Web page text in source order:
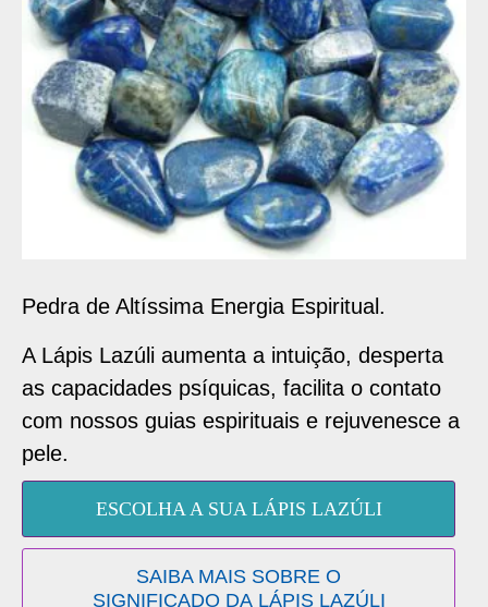
Pedra de Altíssima Energia Espiritual.
A Lápis Lazúli aumenta a intuição, desperta
as capacidades psíquicas, facilita o contato
com nossos guias espirituais e rejuvenesce a
pele.
ESCOLHA A SUA LÁPIS LAZÚLI
SAIBA MAIS SOBRE O
SIGNIFICADO DA LÁPIS LAZÚLI